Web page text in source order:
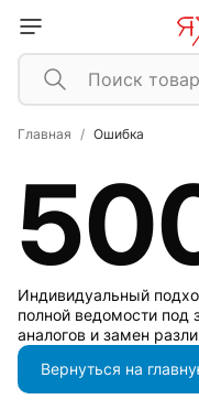
Главная Ошибка
Индивидуальный
полной ведомости под
аналогов и замен
Вернуться на